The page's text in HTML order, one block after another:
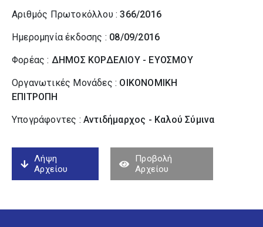
Αριθμός Πρωτοκόλλου :366/2016
Ημερομηνία έκδοσης : 08/09/2016
Φορέας : ΔΗΜΟΣ ΚΟΡΔΕΛΙΟΥ - ΕΥΟΣΜΟΥ
Οργανωτικές Μονάδες : ΟΙΚΟΝΟΜΙΚΗ
ΕΠΙΤΡΟΠΗ
Υπογράφοντες : Αντιδήμαρχος - Καλού Σύµινα
Λήψη
Αρχείου
Προβολή
Αρχείου